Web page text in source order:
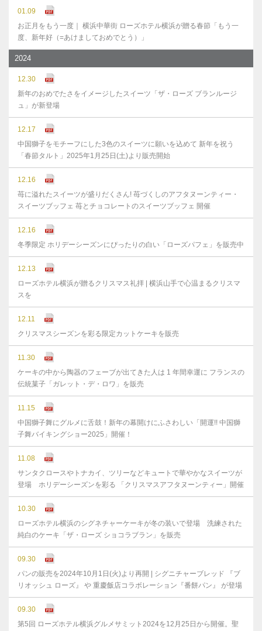
01.09
お正月をもう一度｜ 横浜中華街 ローズホテル横浜が贈る春節「もう一
度、新年好（=あけましておめでとう）」
2024
12.30
新年のおめでたさをイメージしたスイーツ「ザ・ローズ ブランルージ
ュ」が新登場
12.17
中国獅子をモチーフにした3色のスイーツに願いを込めて 新年を祝う
「春節タルト」2025年1月25日(土)より販売開始
12.16
苺に溢れたスイーツが盛りだくさん! 苺づくしのアフタヌーンティー・
スイーツブッフェ 苺とチョコレートのスイーツブッフェ 開催
12.16
冬季限定 ホリデーシーズンにぴったりの白い「ローズパフェ」を販売中
12.13
ローズホテル横浜が贈るクリスマス礼拝 | 横浜山手で心温まるクリスマ
スを
12.11
クリスマスシーズンを彩る限定カットケーキを販売
11.30
ケーキの中から陶器のフェーブが出てきた人は 1 年間幸運に フランスの
伝統菓子「ガレット・デ・ロワ」を販売
11.15
中国獅子舞にグルメに舌鼓！新年の幕開けにふさわしい「開運!! 中国獅
子舞バイキングショー2025」開催！
11.08
サンタクロースやトナカイ、ツリーなどキュートで華やかなスイーツが
登場 ホリデーシーズンを彩る 「クリスマスアフタヌーンティー」開催
10.30
ローズホテル横浜のシグネチャーケーキが冬の装いで登場 洗練された
純白のケーキ「ザ・ローズ ショコラブラン」を販売
09.30
パンの販売を2024年10月1日(火)より再開 | シグニチャーブレッド 『ブ
リオッシュ ローズ』 や 重慶飯店コラボレーション『番餅パン』 が登場
09.30
第5回 ローズホテル横浜グルメサミット2024を12月25日から開催。聖